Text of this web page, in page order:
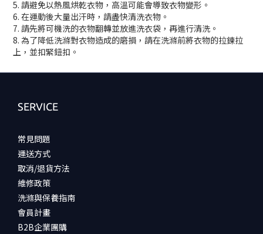
5. 請避免以熱風烘乾衣物，高溫可能會導致衣物變形。
6. 在運動後大量出汗時，請盡快清洗衣物。
7. 請先將可機洗的衣物翻轉並放進洗衣袋，再進行清洗。
8. 為了降低洗滌對衣物造成的磨損，請在洗滌前將衣物的拉鍊拉
上，並扣緊鈕扣。
SERVICE
常見問題
運送方式
取消/退貨方法
維修政策
洗滌與保養指南
會員計畫
B2B企業團購